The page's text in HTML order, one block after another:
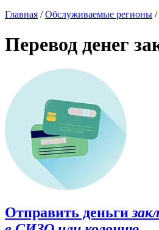
Главная /Обслуживаемые регионы /
Перевод денег
Отправить деньги